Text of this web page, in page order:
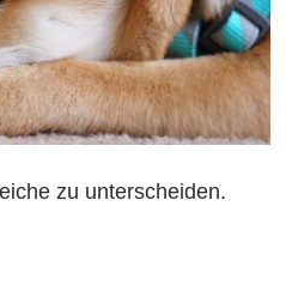
zu unterscheiden.